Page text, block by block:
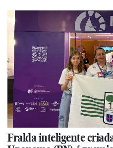
Fralda inteligente